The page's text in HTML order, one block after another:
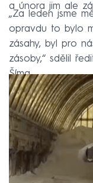
a února jim ale
„Za leden jsme
opravdu to bylo
zásahy, byl pro
zásoby,“ sdělil
Šíma.